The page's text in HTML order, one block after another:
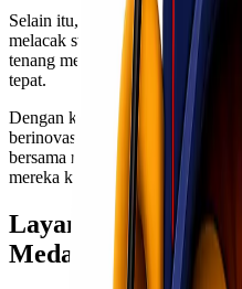
Selain itu, Lionel Express juga
melacak status pengiriman
tenang mengetahui bahwa
tepat.
Dengan komitmen terhadap
berinovasi untuk memenuhi
bersama ribuan pelanggan lain
mereka kepada Lionel Express!
Layanan Ekspedisi
Medan oleh Lionel